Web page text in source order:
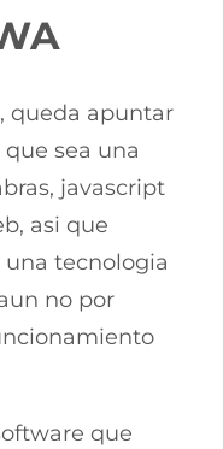
queda apuntar
sea una
javascript
asi que
tecnologia
no por
que